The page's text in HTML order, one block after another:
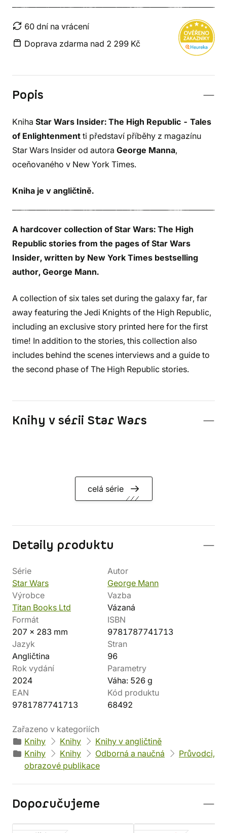
60 dní na vrácení
Doprava zdarma nad 2 299 Kč
Popis
Kniha Star Wars Insider: The High Republic - Tales
of Enlightenment ti představí příběhy z magazínu
Star Wars Insider od autora George Manna,
oceňovaného v New York Times.
Kniha je v angličtině.
A hardcover collection of Star Wars: The High
Republic stories from the pages of Star Wars
Insider, written by New York Times bestselling
author, George Mann.
A collection of six tales set during the galaxy far, far
away featuring the Jedi Knights of the High Republic,
including an exclusive story printed here for the first
time! In addition to the stories, this collection also
includes behind the scenes interviews and a guide to
the second phase of The High Republic stories.
Knihy v sérii Star Wars
celá série
Detaily produktu
Série
Star Wars
Autor
George Mann
Výrobce
Titan Books Ltd
Vazba
Vázaná
Formát
207 x 283 mm
ISBN
9781787741713
Jazyk
Angličtina
Stran
96
Rok vydání
2024
Parametry
Váha: 526 g
EAN
9781787741713
Kód produktu
68492
Zařazeno v kategoriích
Knihy
Knihy
Knihy v angličtině
Knihy
Knihy Odborná a naučná
Průvodci,
obrazové publikace
Doporučujeme